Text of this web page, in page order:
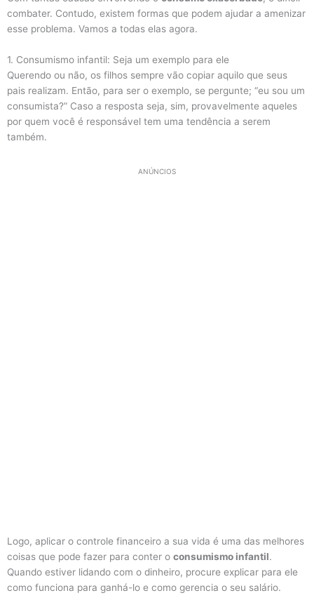
combater. Contudo, existem formas que podem ajudar a amenizar
esse problema. Vamos a todas elas agora.
1. Consumismo infantil: Seja um exemplo para ele
Querendo ou não, os filhos sempre vão copiar aquilo que seus
pais realizam. Então, para ser o exemplo, se pergunte; “eu sou um
consumista?” Caso a resposta seja, sim, provavelmente aqueles
por quem você é responsável tem uma tendência a serem
também.
ANÚNCIOS
Logo, aplicar o controle financeiro a sua vida é uma das melhores
coisas que pode fazer para conter o consumismo infantil.
Quando estiver lidando com o dinheiro, procure explicar para ele
como funciona para ganhá-lo e como gerencia o seu salário.